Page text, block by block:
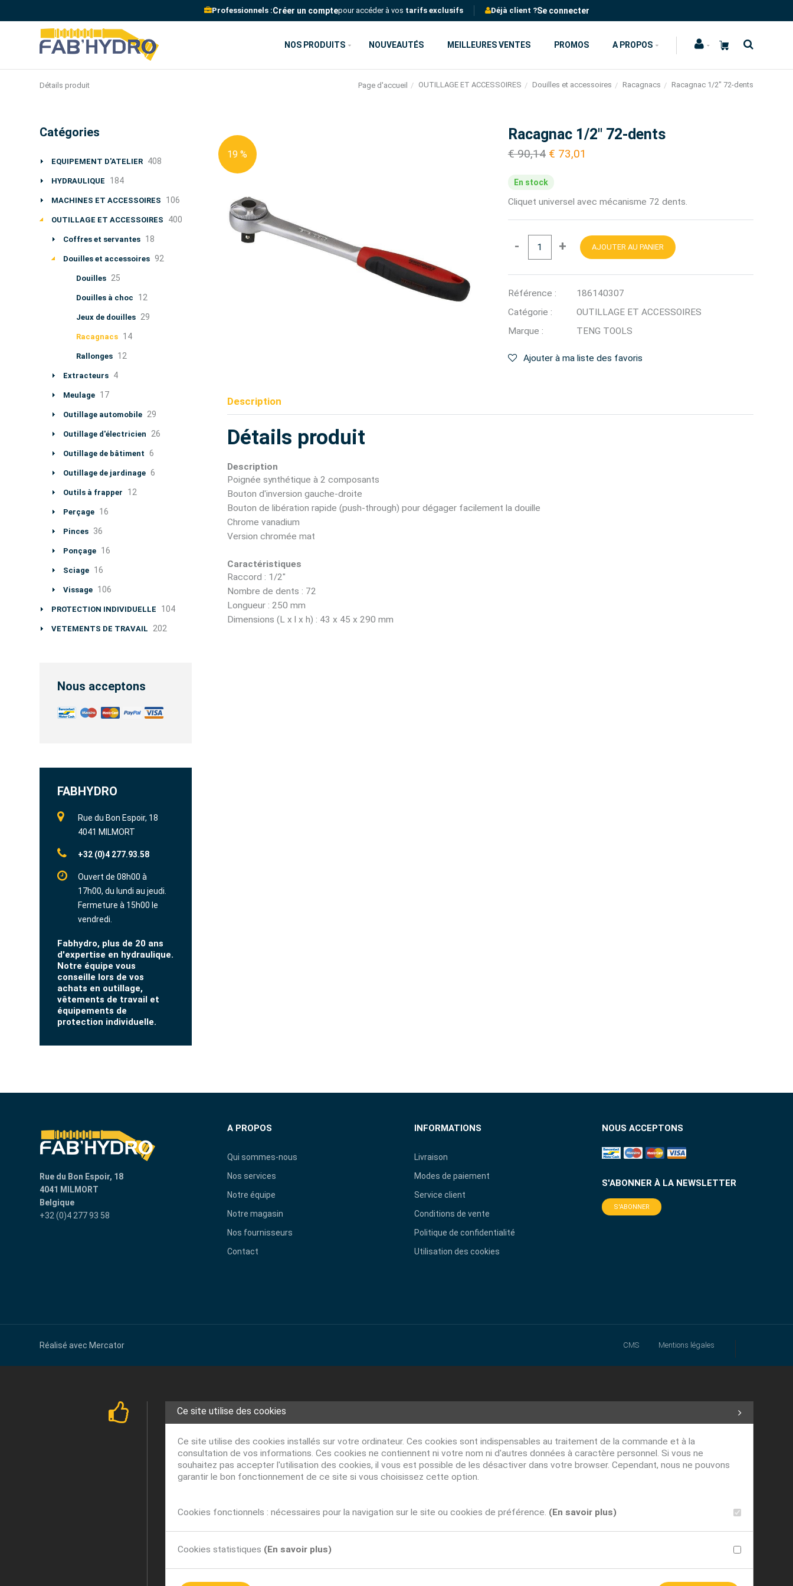
Professionnels :Créer un comptepour accéder à vos tarifs exclusifs Déjà client ?Se connecter
NOS PRODUITS NOUVEAUTÉS MEILLEURES VENTES PROMOS A PROPOS
Détails produit Page d'accueil OUTILLAGE ET ACCESSOIRES Douilles et accessoires Racagnacs Racagnac 1/2" 72-dents
19 %
Racagnac 1/2" 72-dents
€ 90,14 € 73,01
En stock
Cliquet universel avec mécanisme 72 dents.
- + AJOUTER AU PANIER
Référence :
186140307
Catégorie :
OUTILLAGE ET ACCESSOIRES
Marque :
TENG TOOLS
Ajouter à ma liste des favoris
Description
Détails produit
Description
Poignée synthétique à 2 composants
Bouton d'inversion gauche-droite
Bouton de libération rapide (push-through) pour dégager facilement la douille
Chrome vanadium
Version chromée mat
Caractéristiques
Raccord : 1/2"
Nombre de dents : 72
Longueur : 250 mm
Dimensions (L x l x h) : 43 x 45 x 290 mm
Catégories
EQUIPEMENT D'ATELIER 408
HYDRAULIQUE 184
MACHINES ET ACCESSOIRES 106
OUTILLAGE ET ACCESSOIRES 400
Coffres et servantes 18
Douilles et accessoires 92
Douilles 25
Douilles à choc 12
Jeux de douilles 29
Racagnacs 14
Rallonges 12
Extracteurs 4
Meulage 17
Outillage automobile 29
Outillage d'électricien 26
Outillage de bâtiment 6
Outillage de jardinage 6
Outils à frapper 12
Perçage 16
Pinces 36
Ponçage 16
Sciage 16
Vissage 106
PROTECTION INDIVIDUELLE 104
VETEMENTS DE TRAVAIL 202
Nous acceptons
FABHYDRO
Rue du Bon Espoir, 18
4041 MILMORT
+32 (0)4 277.93.58
Ouvert de 08h00 à
17h00, du lundi au jeudi.
Fermeture à 15h00 le
vendredi.
Fabhydro, plus de 20 ans
d'expertise en hydraulique.
Notre équipe vous
conseille lors de vos
achats en outillage,
vêtements de travail et
équipements de
protection individuelle.
Rue du Bon Espoir, 18
4041 MILMORT
Belgique
+32 (0)4 277 93 58
A PROPOS
Qui sommes-nous
Nos services
Notre équipe
Notre magasin
Nos fournisseurs
Contact
INFORMATIONS
Livraison
Modes de paiement
Service client
Conditions de vente
Politique de confidentialité
Utilisation des cookies
NOUS ACCEPTONS
S'ABONNER À LA NEWSLETTER
S'ABONNER
Réalisé avec Mercator CMS Mentions légales
Ce site utilise des cookies
Ce site utilise des cookies installés sur votre ordinateur. Ces cookies sont indispensables au traitement de la commande et à la
consultation de vos informations. Ces cookies ne contiennent ni votre nom ni d'autres données à caractère personnel. Si vous ne
souhaitez pas accepter l'utilisation des cookies, il vous est possible de les désactiver dans votre browser. Cependant, nous ne pouvons
garantir le bon fonctionnement de ce site si vous choisissez cette option.
Cookies fonctionnels : nécessaires pour la navigation sur le site ou cookies de préférence. (En savoir plus)
Cookies statistiques (En savoir plus)